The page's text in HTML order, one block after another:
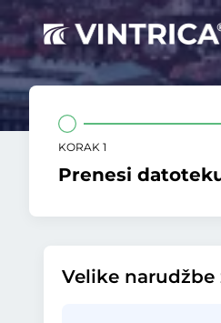
KORAK 1
Prenesi
Velike narudžbe